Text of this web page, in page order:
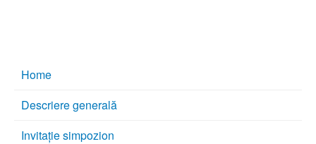
Home
Descriere generală
Invitație simpozion